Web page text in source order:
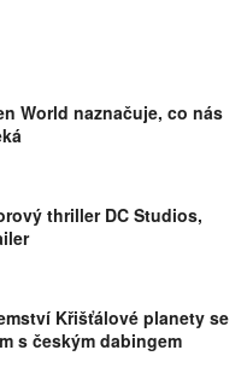
World naznačuje, co nás
thriller DC Studios,
Křišťálové planety se
s českým dabingem